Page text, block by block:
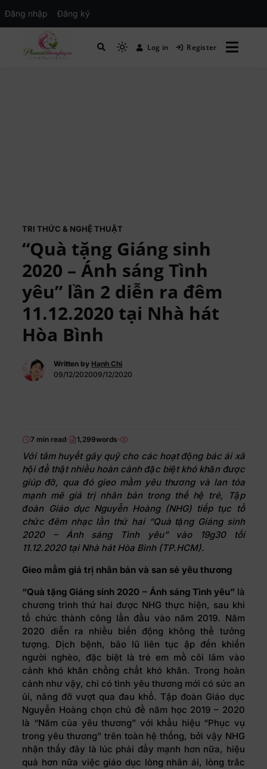
Mạng xã hội Kinh tế – Giáo dục – Hướng
Log in Register
TRI THỨC & NGHỆ THUẬT
“Quà tặng Giáng sinh
2020 – Ánh sáng Tình
yêu” lần 2 diễn ra đêm
11.12.2020 tại Nhà hát
Hòa Bình
Written by Hạnh Chi
09/12/202009/12/2020
7 min read 1,299words
Với tâm huyết gây quỹ cho các hoạt động bác ái xã
hội để thật nhiều hoàn cảnh đặc biệt khó khăn được
giúp đỡ, qua đó gieo mầm yêu thương và lan tỏa
mạnh mẽ giá trị nhân bản trong thế hệ trẻ, Tập
đoàn Giáo dục Nguyễn Hoàng (NHG) tiếp tục tổ
chức đêm nhạc lần thứ hai “Quà tặng Giáng sinh
2020 – Ánh sáng Tình yêu” vào 19g30 tối
11.12.2020 tại Nhà hát Hòa Bình (TP.HCM).
Gieo mầm giá trị nhân bản và san sẻ yêu thương
“Quà tặng Giáng sinh 2020 – Ánh sáng Tình yêu” là
chương trình thứ hai được NHG thực hiện, sau khi
tổ chức thành công lần đầu vào năm 2019. Năm
2020 diễn ra nhiều biến động không thể tưởng
tượng. Dịch bệnh, bão lũ liên tục ập đến khiến
người nghèo, đặc biệt là trẻ em mồ côi lâm vào
cảnh khó khăn chồng chất khó khăn. Trong hoàn
cảnh như vậy, chỉ có tình yêu thương mới có sức an
ủi, nâng đỡ vượt qua đau khổ. Tập đoàn Giáo dục
Nguyễn Hoàng chọn chủ đề năm học 2019 – 2020
là “Năm của yêu thương” với khẩu hiệu “Phục vụ
trong yêu thương” trên toàn hệ thống, bởi vậy NHG
nhận thấy đây là lúc phải đẩy mạnh hơn nữa, hiệu
quả hơn nữa việc giáo dục lòng nhân ái, lòng trắc
Đăng nhập Đăng ký